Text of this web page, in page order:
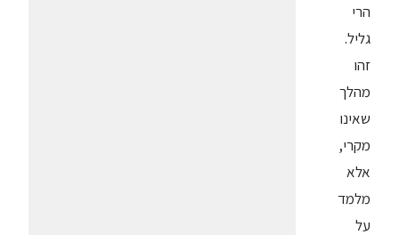
הרי
גליל.
זהו
מהלך
שאינו
מקרי,
אלא
מלמד
על